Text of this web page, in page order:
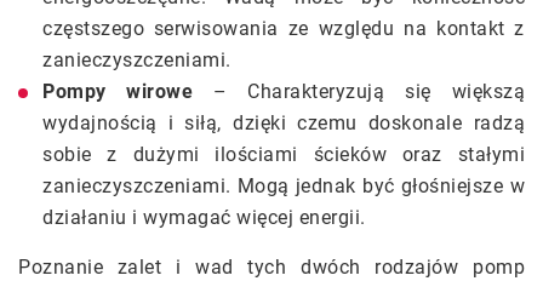
częstszego serwisowania ze względu na kontakt z
zanieczyszczeniami.
Pompy wirowe – Charakteryzują się większą
wydajnością i siłą, dzięki czemu doskonale radzą
sobie z dużymi ilościami ścieków oraz stałymi
zanieczyszczeniami. Mogą jednak być głośniejsze w
działaniu i wymagać więcej energii.
Poznanie zalet i wad tych dwóch rodzajów pomp